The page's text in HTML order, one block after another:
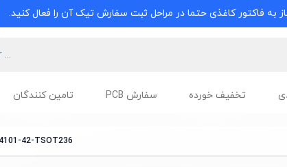
به فاکتور کاغذی حتما در مراحل ثبت سفارش تیک آن را فعال کنید.
تخفیف خورده سفارش PCB تامین کنندگان
42-TSOT236